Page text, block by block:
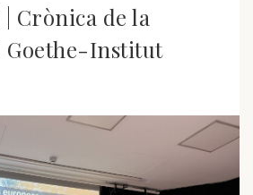
Crònica de la
Goethe-Institut